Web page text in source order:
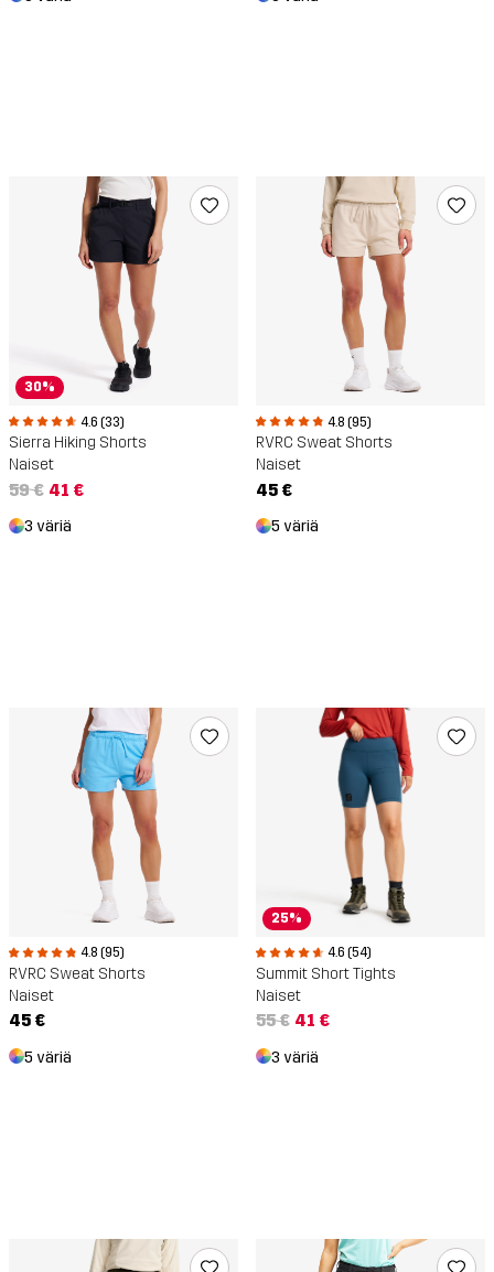
30%
4.6 (33)
Sierra Hiking Shorts
Naiset
59 € 41 €
3 väriä
4.8 (95)
RVRC Sweat Shorts
Naiset
45 €
5 väriä
4.8 (95)
RVRC Sweat Shorts
Naiset
45 €
5 väriä
25%
4.6 (54)
Summit Short Tights
Naiset
55 € 41 €
3 väriä